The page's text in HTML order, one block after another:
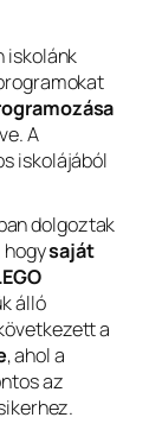
iskolánk
A
iskolájából
dolgoztak
hogysaját
álló
a
, ahol a
az